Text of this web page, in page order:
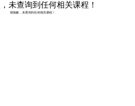
很抱歉，未查询到任何相关课程！